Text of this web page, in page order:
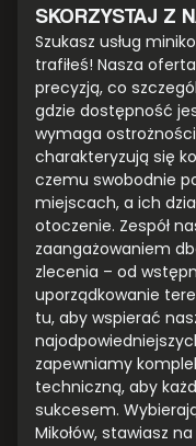
SKORZYSTAJ Z
Szukasz usług
trafiłeś! Nasza
precyzją, co
gdzie dostępność
wymaga
charakteryzują się
czemu swobodnie
miejscach, a ich
otoczenie. Zespół
zaangażowaniem
zlecenia – od
uporządkowanie
tu, aby wspierać
zapewniamy
techniczną, aby
sukcesem.
Mikołów, stawiasz